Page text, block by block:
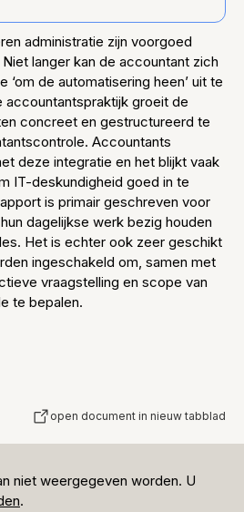
administratie zijn voorgoed
langer kan de accountant zich
‘om de automatisering heen’ uit te
accountantspraktijk groeit de
concreet en gestructureerd te
Accountants
deze integratie en het blijkt vaak
IT-deskundigheid goed in te
is primair geschreven voor
dagelijkse werk bezig houden
Het is echter ook zeer geschikt
ingeschakeld om, samen met
vraagstelling en scope van
te bepalen.
open document in nieuw tabblad
niet weergegeven worden. U
.